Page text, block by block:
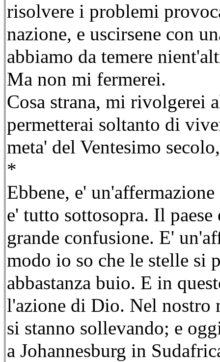
risolvere i problemi
nazione, e uscirsene con
abbiamo da temere
Ma non mi fermerei.
Cosa strana, mi rivolgerei
permetterai soltanto di
meta' del Ventesimo
*
Ebbene, e'
e' tutto sottosopra. Il
grande confusione. E'
modo io so che le stelle si
abbastanza buio. E in
l'azione di Dio. Nel nostro
si stanno sollevando; e
a Johannesburg in